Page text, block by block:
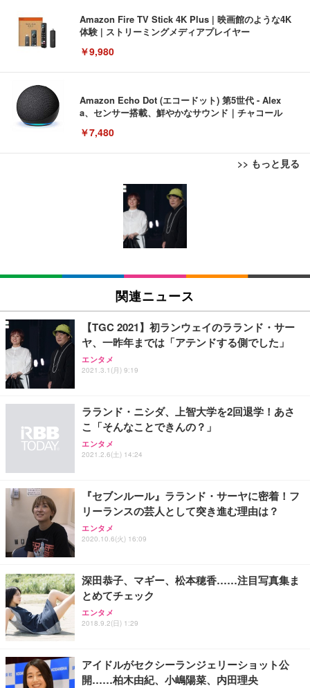
Amazon Fire TV Stick 4K Plus | 映画館のような4K
体験 | ストリーミングメディアプレイヤー
￥9,980
Amazon Echo Dot (エコードット) 第5世代 - Alex
a、センサー搭載、鮮やかなサウンド｜チャコール
￥7,480
>> もっと見る
[EdoErgo] オフィスチェア 椅子 テレワーク 疲れな
い 跳ね上げ式アームレスト コンパクト 約105度ロッ
キング pc 事務椅子 360度回転 座面昇降 強化ナイロ
ン樹脂ベース 通気性メッシュ 在宅ワーク H-WY01
(黒網+黒枠+黒足)
SIHOO B100 オフィスチェア／デスクチェア メッシ
ュチェア 人間工学 疲れない ブラック
￥27,999
Sezlife オフィスチェア デスクチェア 疲れない テレ
ワーク チェア 強化バックレスト 30度ロッキング機
能 人間工学 椅子 腰サポート 90度跳ね上げ式アーム
務用 おしゃれ パソコンチェア (ブラック)
Sezlife オフィスチェア デスクチェア 疲れない テレ
ワーク チェア 強化バックレスト 30度ロッキング機
能 人間工学 椅子 腰サポート 90度跳ね上げ式アーム
務用 おしゃれ パソコンチェア (ホワイト)
ANDWINT オフィスチェア デスクチェア 肘なし メ
ッシュ 通気性 ランバーサポート付き 腰サポート ガ
ス圧無段階昇降 360度回転 キャスター付き コンパク
EIZO ビジネス向けプレミアムモニター | FlexScan
EV3240X-WT | 31.5型4K UHD・USB Type-C・ホワ
￥105,595
EIZO ビジネス向けプレミアムモニター | FlexScan
￥109,572
【純正品】27"ゲーミングモニター DualSense 充電
フック付き（CFI-ZDM1J）
【整備済み品】Dell E2724HS 27インチ 液晶モニタ
ー フルHD（1920×1080）VA 非光沢 HDMI/DisplayP
ort/VGA スピーカー内蔵 高さ調整 スイベル VESA対
【MiniLED/24.5inch/280Hz/FHD】GRAPHT THE S
HOOTER Gaming Monitor 24” Essential ゲーミン
グモニター QD 24.5インチ 1ms FHD 量子ドット 残
Amazonベーシック ペットシーツ 薄型 レギュラー 1
回使い捨て 無香料 ホワイト 300枚
Amazonベーシック ペットシーツ 厚型 ワイド 42枚
x2袋(84枚) ホワイト(吸収面:ライトブルー)
￥3,234
ネオ・ルーライフ ネオ・オムツ L 中型犬用 26枚入
り 単品
Smart Basic(スマートベーシック) 【Amazon.co.jp
限定】 Smart Basic アイリスオーヤマ ペットシーツ
超厚型 お徳用 ワイド 100枚入 (x 1) (ケース販売)
アイリスオーヤマ ペットシーツ 超厚型 お徳用 レギ
ュラー 200枚入【Amazon.co.jp限定】
関連ニュース
【TGC 2021】初ランウェイのラランド・サー
ヤ、一昨年までは「アテンドする側でした」
エンタメ
2021.3.1(月) 9:19
ラランド・ニシダ、上智大学を2回退学！あさ
こ「そんなことできんの？」
エンタメ
2021.2.6(土) 14:24
『セブンルール』ラランド・サーヤに密着！フ
リーランスの芸人として突き進む理由は？
エンタメ
2020.10.6(火) 16:09
深田恭子、マギー、松本穂香……注目写真集ま
とめてチェック
エンタメ
2018.9.2(日) 1:29
アイドルがセクシーランジェリーショット公
開……柏木由紀、小嶋陽菜、内田理央